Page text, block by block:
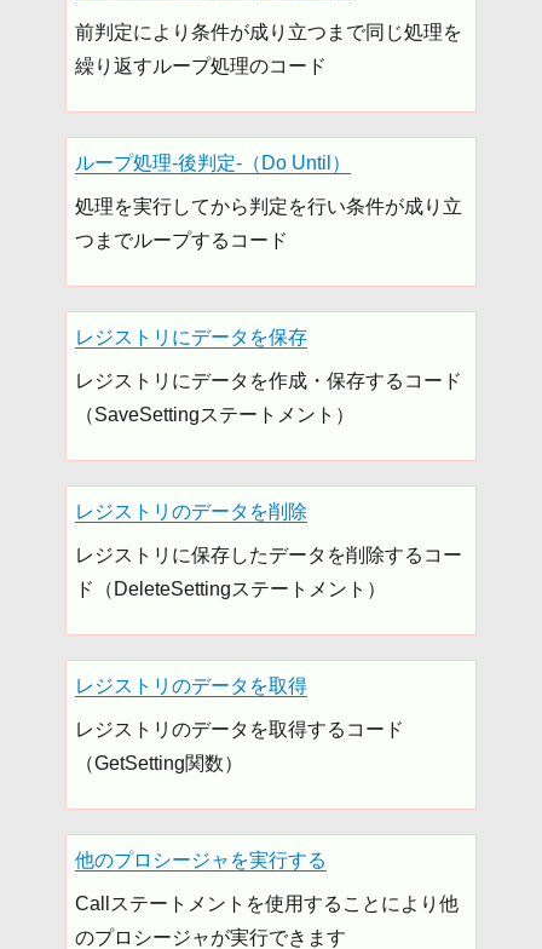
前判定により条件が成り立つまで同じ処理を
繰り返すループ処理のコード
ループ処理-後判定-（Do Until）
処理を実行してから判定を行い条件が成り立
つまでループするコード
レジストリにデータを保存
レジストリにデータを作成・保存するコード
（SaveSettingステートメント）
レジストリのデータを削除
レジストリに保存したデータを削除するコー
ド（DeleteSettingステートメント）
レジストリのデータを取得
レジストリのデータを取得するコード
（GetSetting関数）
他のプロシージャを実行する
Callステートメントを使用することにより他
のプロシージャが実行できます